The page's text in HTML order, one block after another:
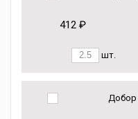
412 ₽
шт.
Добор